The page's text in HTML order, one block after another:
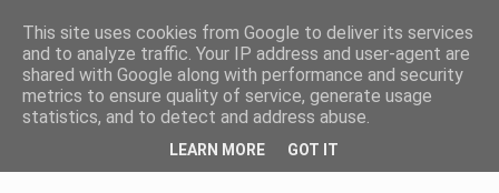
This site uses cookies from Google to deliver its services
and to analyze traffic. Your IP address and user-agent are
shared with Google along with performance and security
metrics to ensure quality of service, generate usage
statistics, and to detect and address abuse.
LEARN MORE GOT IT